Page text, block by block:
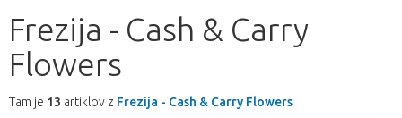
Frezija - Cash & Carry
Flowers
Tam je 13 artiklov z Frezija - Cash & Carry Flowers